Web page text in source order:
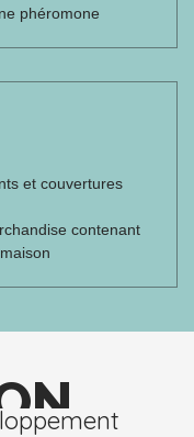
phéromone
et couvertures
contenant